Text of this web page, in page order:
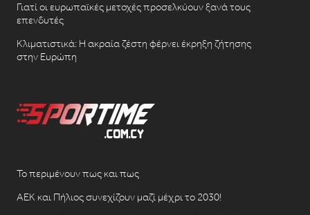
Γιατί οι ευρωπαϊκές μετοχές προσελκύουν ξανά τους
επενδυτές
Κλιματιστικά: Η ακραία ζέστη φέρνει έκρηξη ζήτησης
στην Ευρώπη
Το περιμένουν πως και πως
ΑΕΚ και Πήλιος συνεχίζουν μαζί μέχρι το 2030!